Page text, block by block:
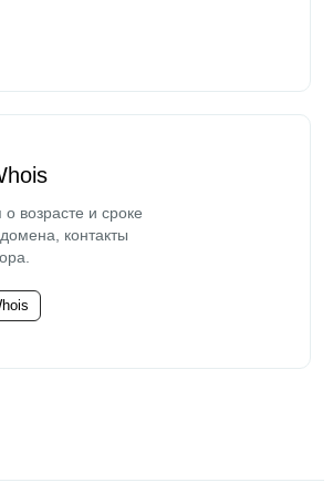
возрасте и сроке
контакты